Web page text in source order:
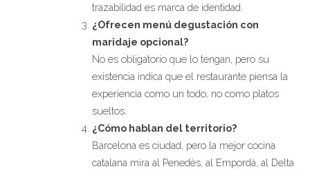
trazabilidad es marca de identidad.
¿Ofrecen menú degustación con
maridaje opcional?
No es obligatorio que lo tengan, pero su
existencia indica que el restaurante piensa la
experiencia como un todo, no como platos
sueltos.
¿Cómo hablan del territorio?
Barcelona es ciudad, pero la mejor cocina
catalana mira al Penedès, al Empordà, al Delta